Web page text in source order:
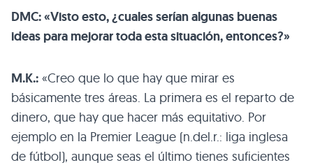
DMC: «Visto esto, ¿cuales serían algunas buenas
ideas para mejorar toda esta situación, entonces?»
M.K.: «Creo que lo que hay que mirar es
básicamente tres áreas. La primera es el reparto de
dinero, que hay que hacer más equitativo. Por
ejemplo en la Premier League (n.del.r.: liga inglesa
de fútbol), aunque seas el último tienes suficientes